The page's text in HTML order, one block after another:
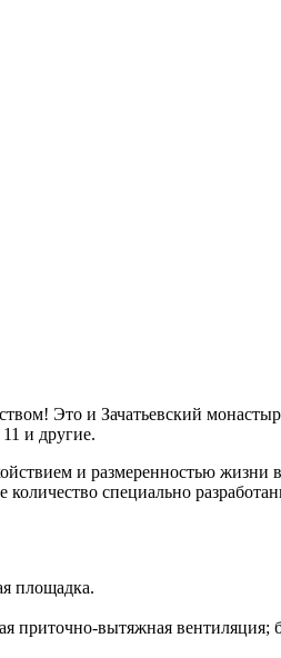
Это и Зачатьевский
и другие.
и размеренностью
специально
площадка.
приточно-вытяжная